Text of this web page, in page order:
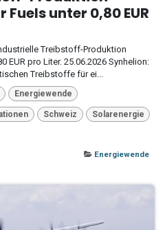
unter 0,80 EUR
Treibstoff-Produktion
EUR pro Liter. 25.06.2026 Synhelion:
Treibstoffe für ei...
Energiewende
Schweiz Solarenergie
Energiewende